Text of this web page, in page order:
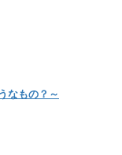
なもの？～